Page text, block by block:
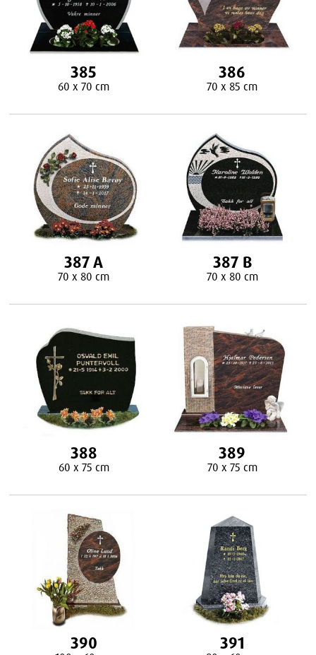
385
60 x 70 cm
386
70 x 85 cm
387 A
70 x 80 cm
387 B
70 x 80 cm
388
60 x 75 cm
389
70 x 75 cm
390 391